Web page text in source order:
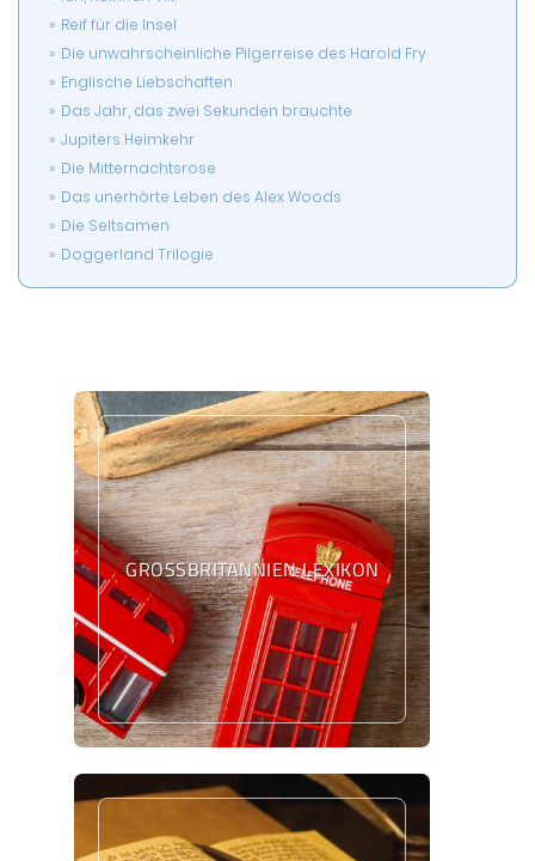
Reif für die Insel
Die unwahrscheinliche Pilgerreise des Harold Fry
Englische Liebschaften
Das Jahr, das zwei Sekunden brauchte
Jupiters Heimkehr
Die Mitternachtsrose
Das unerhörte Leben des Alex Woods
Die Seltsamen
Doggerland Trilogie
GROSSBRITANNIEN LEXIKON